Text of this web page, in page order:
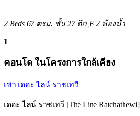
2 Beds 67 ตรม. ชั้น 27 ตึก ฺB 2 ห้องน้ำ
1
คอนโด ในโครงการใกล้เคียง
เช่า เดอะ ไลน์ ราชเทวี
เดอะ ไลน์ ราชเทวี [The Line Ratchathewi]